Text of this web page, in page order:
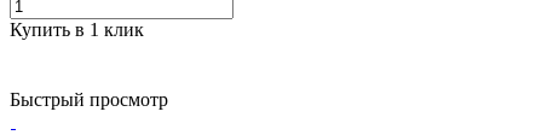
Купить в 1 клик
Быстрый просмотр